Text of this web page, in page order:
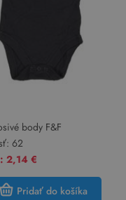
body F&F
62
2,14 €
Pridať do košíka